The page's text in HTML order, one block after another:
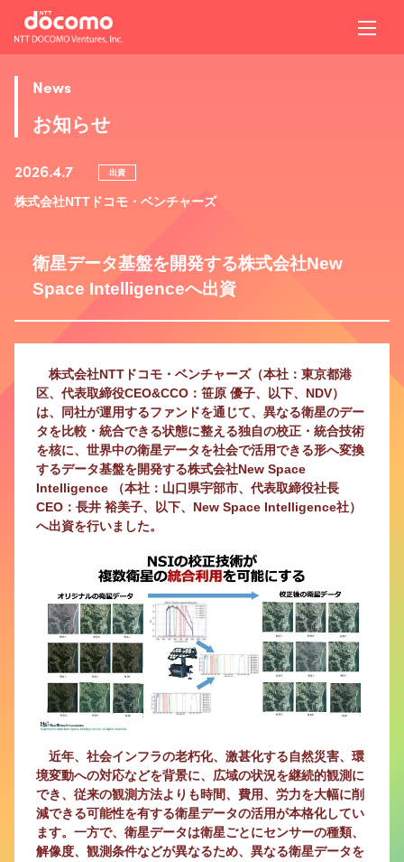
News
お知らせ
2026.4.7 出資
株式会社NTTドコモ・ベンチャーズ
衛星データ基盤を開発する株式会社New
Space Intelligenceへ出資
株式会社NTTドコモ・ベンチャーズ（本社：東京都港
区、代表取締役CEO&CCO：笹原 優子、以下、NDV）
は、同社が運用するファンドを通じて、異なる衛星のデー
タを比較・統合できる状態に整える独自の校正・統合技術
を核に、世界中の衛星データを社会で活用できる形へ変換
するデータ基盤を開発する株式会社New Space
Intelligence （本社：山口県宇部市、代表取締役社長
CEO：長井 裕美子、以下、New Space Intelligence社）
へ出資を行いました。
近年、社会インフラの老朽化、激甚化する自然災害、環
境変動への対応などを背景に、広域の状況を継続的観測に
でき、従来の観測方法よりも時間、費用、労力を大幅に削
減できる可能性を有する衛星データの活用が本格化してい
ます。一方で、衛星データは衛星ごとにセンサーの種類、
解像度、観測条件などが異なるため、異なる衛星データを